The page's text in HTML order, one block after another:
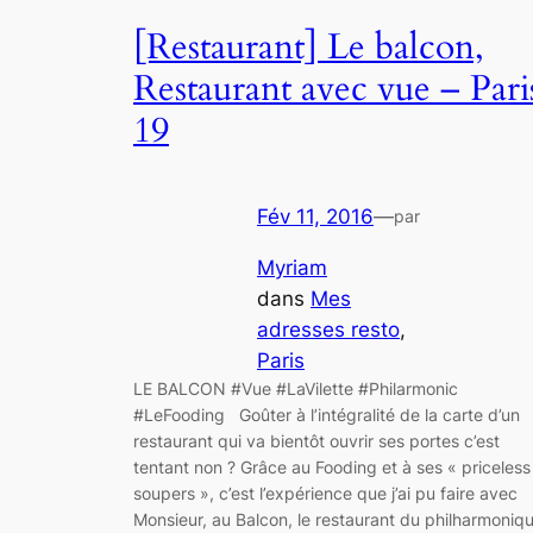
[Restaurant] Le balcon,
Restaurant avec vue –
19
Fév 11, 2016—par
Myriam
dans Mes
adresses resto
Paris
LE BALCON #Vue #LaVilette #Philarmonic
#LeFooding Goûter à l’intégralité de la carte d’un
restaurant qui va bientôt ouvrir ses portes c’est
tentant non ? Grâce au Fooding et à ses « priceless
soupers », c’est l’expérience que j’ai pu faire avec
Monsieur, au Balcon, le restaurant du